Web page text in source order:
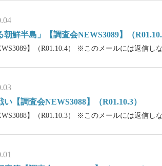
朝鮮半島」【調査会NEWS3089】（
】（R01.10.4） ※このメールには返信し
【調査会NEWS3088】（R01.10.3）
】（R01.10.3） ※このメールには返信し